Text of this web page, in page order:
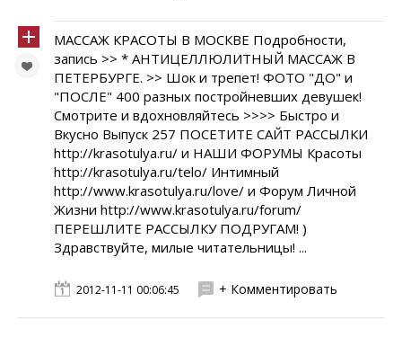
МАССАЖ КРАСОТЫ В МОСКВЕ Подробности,
запись >> * АНТИЦЕЛЛЮЛИТНЫЙ МАССАЖ В
ПЕТЕРБУРГЕ. >> Шок и трепет! ФОТО "ДО" и
"ПОСЛЕ" 400 разных постройневших девушек!
Смотрите и вдохновляйтесь >>>> Быстро и
Вкусно Выпуск 257 ПОСЕТИТЕ САЙТ РАССЫЛКИ
http://krasotulya.ru/ и НАШИ ФОРУМЫ Красоты
http://krasotulya.ru/telo/ Интимный
http://www.krasotulya.ru/love/ и Форум Личной
Жизни http://www.krasotulya.ru/forum/
ПЕРЕШЛИТЕ РАССЫЛКУ ПОДРУГАМ! )
Здравствуйте, милые читательницы! ...
2012-11-11 00:06:45 + Комментировать